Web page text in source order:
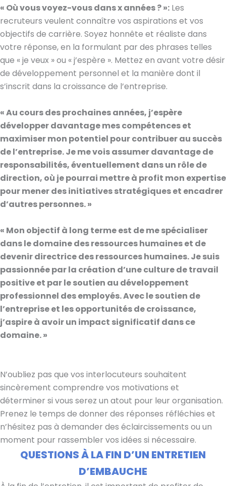
« Où vous voyez-vous dans x années ? »: Les
recruteurs veulent connaître vos aspirations et vos
objectifs de carrière. Soyez honnête et réaliste dans
votre réponse, en la formulant par des phrases telles
que « je veux » ou « j’espère ». Mettez en avant votre désir
de développement personnel et la manière dont il
s’inscrit dans la croissance de l’entreprise.
« Au cours des prochaines années, j’espère
développer davantage mes compétences et
maximiser mon potentiel pour contribuer au succès
de l’entreprise. Je me vois assumer davantage de
responsabilités, éventuellement dans un rôle de
direction, où je pourrai mettre à profit mon expertise
pour mener des initiatives stratégiques et encadrer
d’autres personnes. »
« Mon objectif à long terme est de me spécialiser
dans le domaine des ressources humaines et de
devenir directrice des ressources humaines. Je suis
passionnée par la création d’une culture de travail
positive et par le soutien au développement
professionnel des employés. Avec le soutien de
l’entreprise et les opportunités de croissance,
j’aspire à avoir un impact significatif dans ce
domaine. »
N’oubliez pas que vos interlocuteurs souhaitent
sincèrement comprendre vos motivations et
déterminer si vous serez un atout pour leur organisation.
Prenez le temps de donner des réponses réfléchies et
n’hésitez pas à demander des éclaircissements ou un
moment pour rassembler vos idées si nécessaire.
QUESTIONS À LA FIN D’UN ENTRETIEN
D’EMBAUCHE